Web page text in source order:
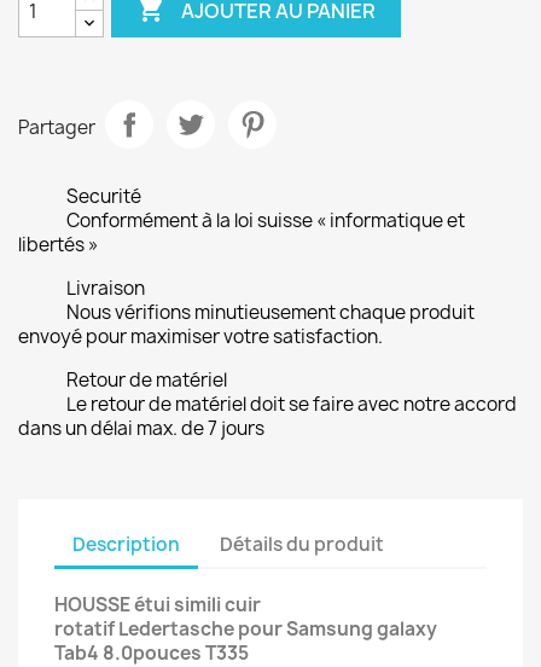
 AJOUTER AU PANIER
Partager
Securité
Conformément à la loi suisse « informatique et
libertés »
Livraison
Nous vérifions minutieusement chaque produit
envoyé pour maximiser votre satisfaction.
Retour de matériel
Le retour de matériel doit se faire avec notre accord
dans un délai max. de 7 jours
Description Détails du produit
HOUSSE étui simili cuir
rotatif Ledertaschepour Samsung galaxy
Tab4 8.0pouces T335